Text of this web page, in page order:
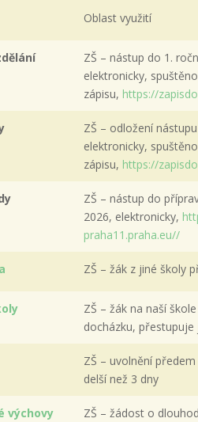
Oblast využití
ZŠ – nástup do 1.
elektronicky,
zápisu, https://
ZŠ – odložení
elektronicky,
zápisu, https://
ZŠ – nástup do
2026, elektronicky,
praha11.praha.eu//
ZŠ – žák z jiné školy
ZŠ – žák na naší
docházku, přestupuje
ZŠ – uvolnění
delší než 3 dny
výchovy
ZŠ – žádost o